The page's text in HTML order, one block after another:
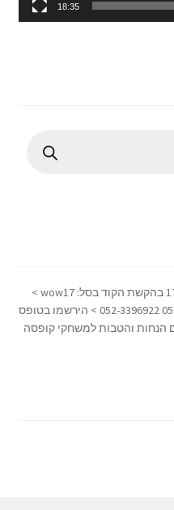
18:35
> עקב המצב קבלו קופון הנחה של 17% בהקשת הקוד בסל: wow17 >
הזמנות גם בטלפון/ווצאפ: 050-3846846 052-3396922 > הירשמו בטופס
הנחות והטבות למשחקי קופסה